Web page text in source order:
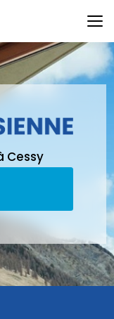
Cessy